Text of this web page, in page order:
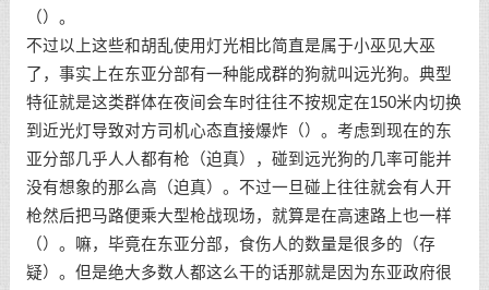
（）。
不过以上这些和胡乱使用灯光相比简直是属于小巫见大巫
了，事实上在东亚分部有一种能成群的狗就叫远光狗。典型
特征就是这类群体在夜间会车时往往不按规定在150米内切换
到近光灯导致对方司机心态直接爆炸（）。考虑到现在的东
亚分部几乎人人都有枪（迫真），碰到远光狗的几率可能并
没有想象的那么高（迫真）。不过一旦碰上往往就会有人开
枪然后把马路便乘大型枪战现场，就算是在高速路上也一样
（）。嘛，毕竟在东亚分部，食伤人的数量是很多的（存
疑）。但是绝大多数人都这么干的话那就是因为东亚政府很